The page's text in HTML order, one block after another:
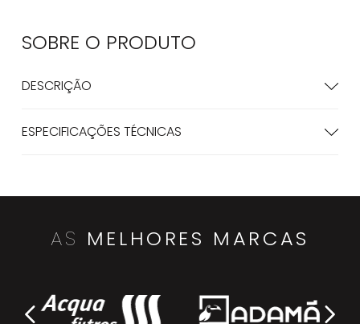
SOBRE O PRODUTO
DESCRIÇÃO
ESPECIFICAÇÕES TÉCNICAS
AS MELHORES MARCAS